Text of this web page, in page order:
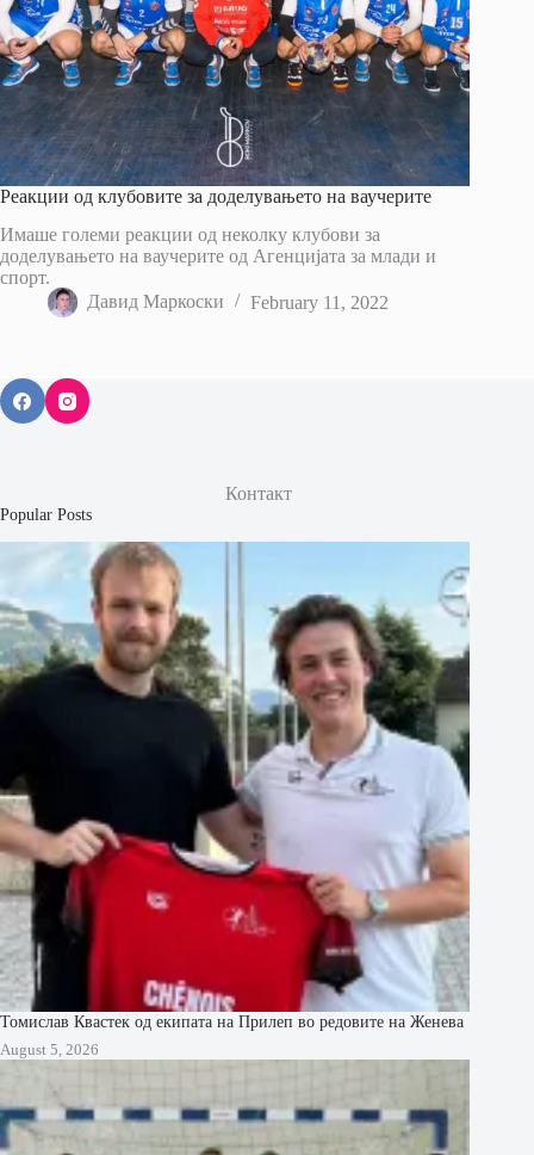
Реакции од клубовите за доделувањето на ваучерите
Имаше големи реакции од неколку клубови за
доделувањето на ваучерите од Агенцијата за млади и
спорт.
Давид Маркоски
February 11, 2022
Контакт
Popular Posts
Томислав Квастек од екипата на Прилеп во редовите на Женева
August 5, 2026